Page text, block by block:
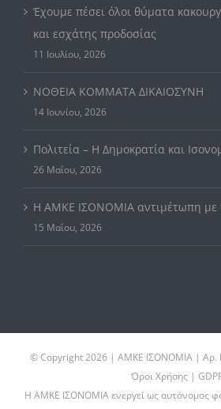
Έχουμε πέσει όλοι θύματα
και εσχάτης προδοσίας
11 Ιουλίου, 2026
ΝΟΘΕΙΑ ΚΟΜΜΑΤΑ ΔΙΚΑΙΟΣΥΝΗ
14 Ιουνίου, 2026
Πολιτεία – Η Δημοκρατία και
26 Μαΐου, 2026
Η ΑΜΚΕ ΙΣΟΝΟΜΙΑ αντιμέτωπη με
15 Μαΐου, 2026
© Copyright2026 | ΑΜΚΕ ΙΣΟΝΟΜΙΑ | Αρ.
Όροι Χρήσης |
Η ΑΜΚΕ ΙΣΟΝΟΜΙΑ ενεργεί ως αυτόνομος